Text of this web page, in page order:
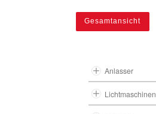
Gesamtansicht
Anlasser
Lichtmaschinen